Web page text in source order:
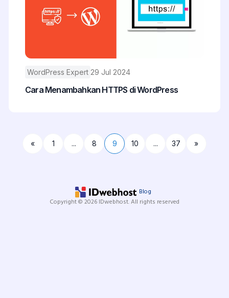
WordPress Expert 29 Jul 2024
Cara Menambahkan HTTPS di WordPress
« 1 ... 8 9 10 ... 37 »
Blog
Copyright © 2026 IDwebhost. All rights reserved